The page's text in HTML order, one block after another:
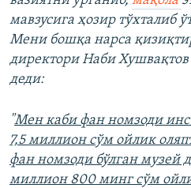
мавзусига ҳозир тўхталиб
Мени бошқа нарса
директори Наби
деди:
"Мен каби фан номзоди
7,5 миллион сўм ойлик
фан номзоди бўлган музей
миллион 800 минг сўм